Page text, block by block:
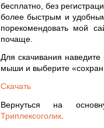
бесплатно, без
более быстрым и
порекомендовать мой
почаще.
Для скачивания
мыши и выберите
Скачать
Вернуться на
Триплексоголик.